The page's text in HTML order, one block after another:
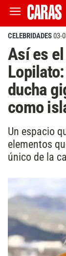
CELEBRIDADES03-
Así es
ducha
como
Un espacio
elementos
único de la